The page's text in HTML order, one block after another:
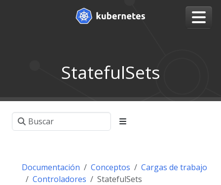
StatefulSets
Documentación Conceptos
Cargas de trabajo
Controladores
StatefulSets